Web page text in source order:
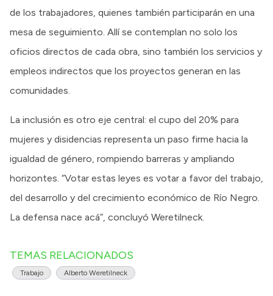
de los trabajadores, quienes también participarán en una
mesa de seguimiento. Allí se contemplan no solo los
oficios directos de cada obra, sino también los servicios y
empleos indirectos que los proyectos generan en las
comunidades.
La inclusión es otro eje central: el cupo del 20% para
mujeres y disidencias representa un paso firme hacia la
igualdad de género, rompiendo barreras y ampliando
horizontes. “Votar estas leyes es votar a favor del trabajo,
del desarrollo y del crecimiento económico de Río Negro.
La defensa nace acá”, concluyó Weretilneck.
TEMAS RELACIONADOS
Trabajo Alberto Weretilneck